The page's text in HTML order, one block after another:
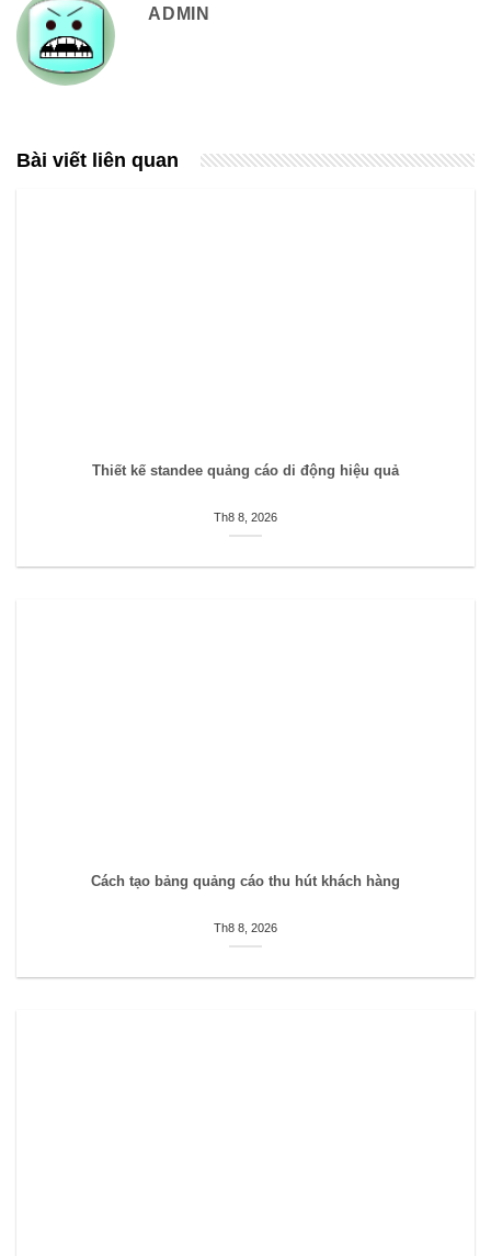
ADMIN
Bài viết liên quan
Thiết kế standee quảng cáo di động hiệu quả
Th8 8, 2026
Cách tạo bảng quảng cáo thu hút khách hàng
Th8 8, 2026